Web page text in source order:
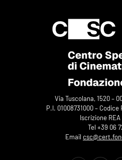
Via Tuscolana, 1520 –
P.I. 01008731000 – Codice
Iscrizione REA
Tel +39 06
Email